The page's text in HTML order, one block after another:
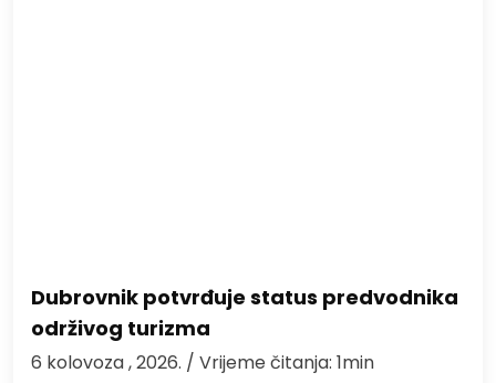
Dubrovnik potvrđuje status predvodnika
održivog turizma
6 kolovoza , 2026. / Vrijeme čitanja: 1min